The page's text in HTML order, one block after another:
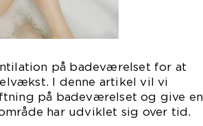
på badeværelset for at
I denne artikel vil vi
på badeværelset og give en
har udviklet sig over tid.